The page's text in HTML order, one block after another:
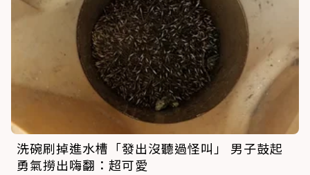
洗碗刷掉進水槽「發出沒聽過怪叫」 男子鼓起
勇氣撈出嗨翻：超可愛